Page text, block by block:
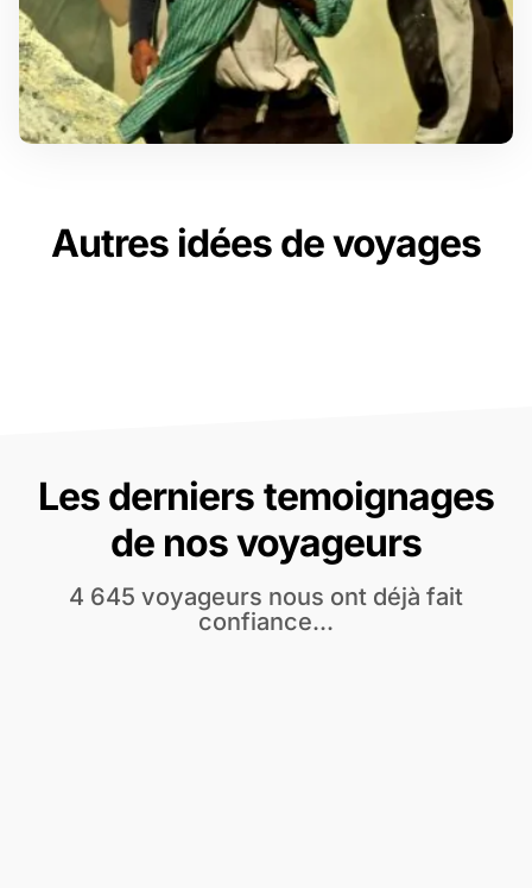
Autres idées de voyages
Les derniers temoignages
de nos voyageurs
4 645 voyageurs nous ont déjà fait
confiance...